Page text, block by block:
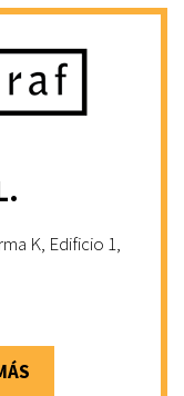
K, Edificio 1,